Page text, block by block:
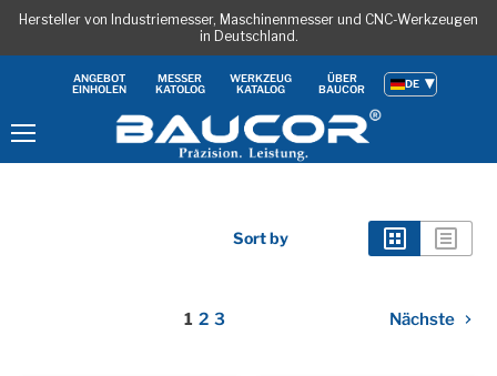
Hersteller von Industriemesser, Maschinenmesser und CNC-Werkzeugen
in Deutschland.
ANGEBOT
EINHOLEN
MESSER
KATOLOG
WERKZEUG
KATALOG
ÜBER
BAUCOR
DE
Sort by
1 2 3 Nächste